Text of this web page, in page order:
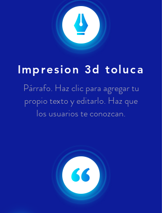
Impresion 3d toluca
Párrafo. Haz clic para agregar tu
propio texto y editarlo. Haz que
los usuarios te conozcan.